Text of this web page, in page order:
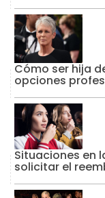
Cómo ser hija
opciones
Situaciones en
solicitar el